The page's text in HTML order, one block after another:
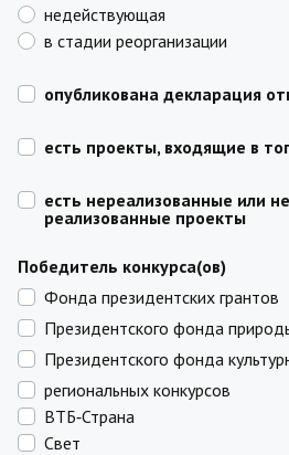
недействующая
в стадии реорганизации
опубликована декларация
есть проекты, входящие в
есть нереализованные или
реализованные проекты
Победитель конкурса(ов)
Фонда президентских грантов
Президентского фонда
Президентского фонда
региональных конкурсов
ВТБ‑Страна
Свет